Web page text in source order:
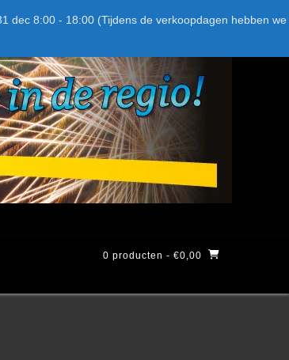
dec 8:00 - 18:00 (Tijdens de verkoopdagen hebben we
0 producten - €0,00